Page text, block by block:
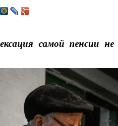
самой пенсии не